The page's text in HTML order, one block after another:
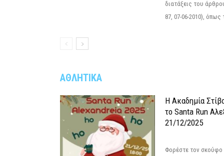
διατάξεις του
87, 07-06-2010), όπως
ΑΘΛΗΤΙΚΑ
Η Ακαδημία
το Santa Run
21/12/2025
Φορέστε τον σκούφο